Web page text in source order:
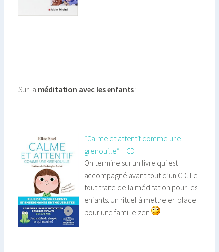
– Sur la méditation avec les enfants :
“Calme et attentif comme une
grenouille” + CD
On termine sur un livre qui est
accompagné avant tout d’un CD. Le
tout traite de la méditation pour les
enfants. Un rituel à mettre en place
pour une famille zen